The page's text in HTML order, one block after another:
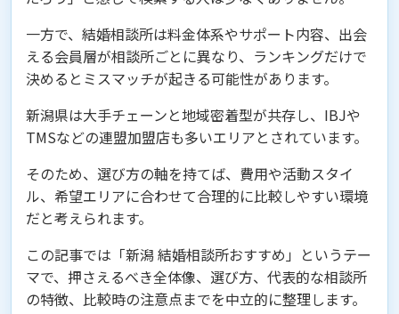
一方で、結婚相談所は料金体系やサポート内容、出会
える会員層が相談所ごとに異なり、ランキングだけで
決めるとミスマッチが起きる可能性があります。
新潟県は大手チェーンと地域密着型が共存し、IBJや
TMSなどの連盟加盟店も多いエリアとされています。
そのため、選び方の軸を持てば、費用や活動スタイ
ル、希望エリアに合わせて合理的に比較しやすい環境
だと考えられます。
この記事では「新潟 結婚相談所おすすめ」というテー
マで、押さえるべき全体像、選び方、代表的な相談所
の特徴、比較時の注意点までを中立的に整理します。